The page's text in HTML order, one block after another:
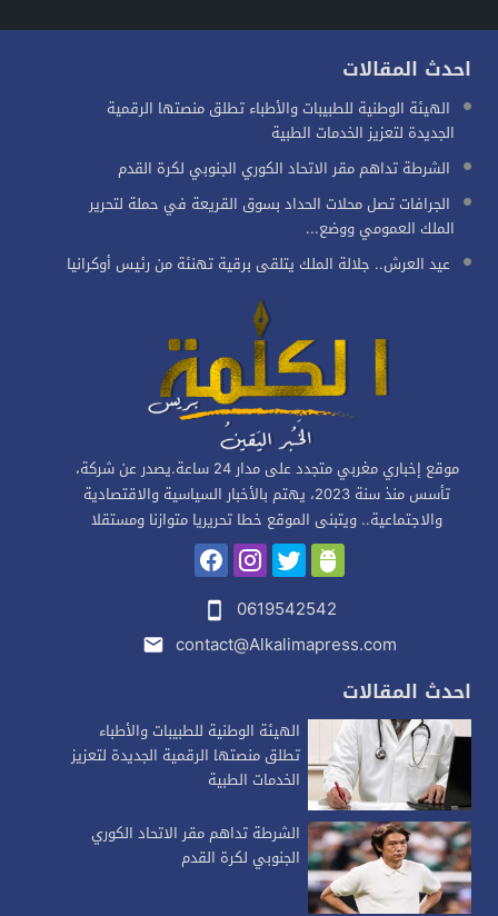
احدث المقالات
الهيئة الوطنية للطبيبات والأطباء تطلق منصتها الرقمية
الجديدة لتعزيز الخدمات الطبية
الشرطة تداهم مقر الاتحاد الكوري الجنوبي لكرة القدم
الجرافات تصل محلات الحداد بسوق القريعة في حملة لتحرير
الملك العمومي ووضع...
عيد العرش.. جلالة الملك يتلقى برقية تهنئة من رئيس أوكرانيا
موقع إخباري مغربي متجدد على مدار 24 ساعة.يصدر عن شركة،
تأسس منذ سنة 2023، يهتم بالأخبار السياسية والاقتصادية
والاجتماعية.. ويتبنى الموقع خطا تحريريا متوازنا ومستقلا
0619542542
contact@Alkalimapress.com
احدث المقالات
الهيئة الوطنية للطبيبات والأطباء
تطلق منصتها الرقمية الجديدة لتعزيز
الخدمات الطبية
الشرطة تداهم مقر الاتحاد الكوري
الجنوبي لكرة القدم